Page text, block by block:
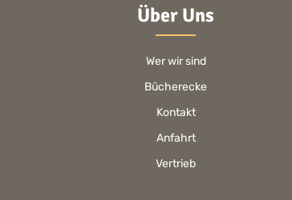
Über Uns
Wer wir sind
Bücherecke
Kontakt
Anfahrt
Vertrieb